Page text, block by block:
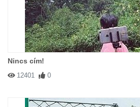
Nincs cím!
12401 0